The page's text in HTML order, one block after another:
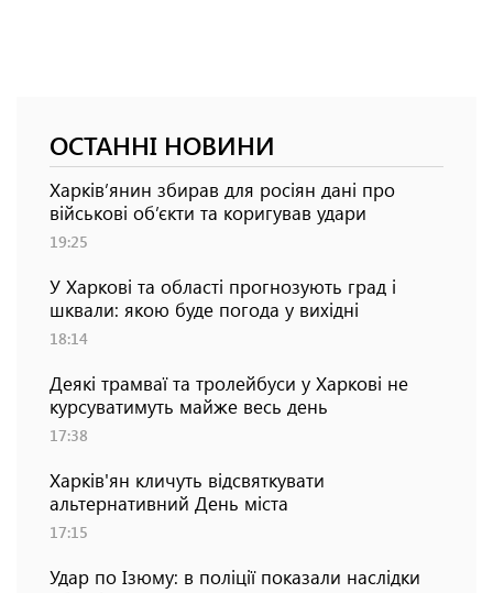
ОСТАННІ НОВИНИ
Харків’янин збирав для росіян дані про
військові об’єкти та коригував удари
19:25
У Харкові та області прогнозують град і
шквали: якою буде погода у вихідні
18:14
Деякі трамваї та тролейбуси у Харкові не
курсуватимуть майже весь день
17:38
Харків'ян кличуть відсвяткувати
альтернативний День міста
17:15
Удар по Ізюму: в поліції показали наслідки